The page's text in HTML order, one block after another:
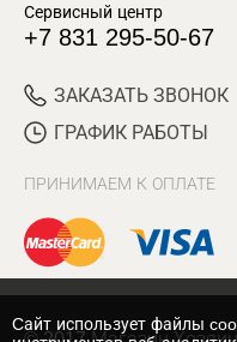
Сервисный центр
+7 831 295-50-67
ЗАКАЗАТЬ ЗВОНОК
ГРАФИК РАБОТЫ
ПРИНИМАЕМ К ОПЛАТЕ
Cайт использует файлы